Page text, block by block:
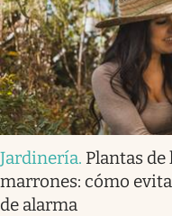
Jardinería. Plantas
marrones: cómo
de alarma